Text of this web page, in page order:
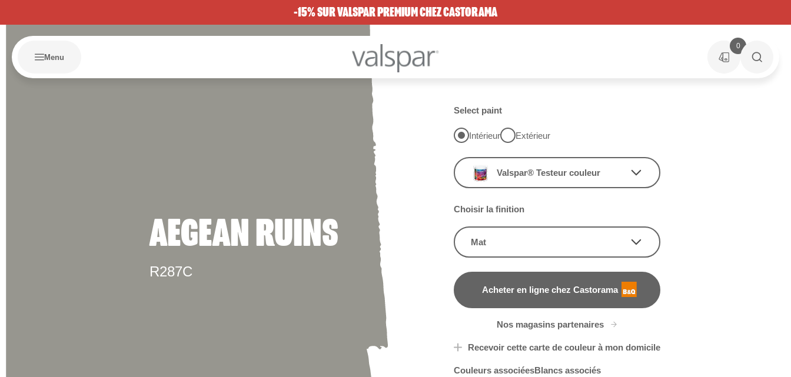
-15% SUR VALSPAR PREMIUM CHEZ CASTORAMA
Menu
0
AEGEAN RUINS
R287C
Select paint
Intérieur Extérieur
Valspar® Testeur couleur
Choisir la finition
Mat
Acheter en ligne chez Castorama
B&Q
Nos magasins partenaires
Recevoir cette carte de couleur à mon domicile
Couleurs associéesBlancs associés